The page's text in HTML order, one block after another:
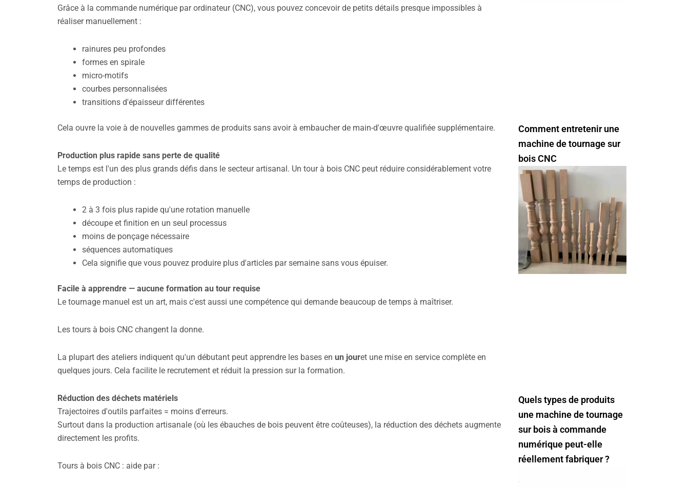
Grâce à la commande numérique par ordinateur (CNC), vous pouvez concevoir de petits détails presque impossibles à
réaliser manuellement :
rainures peu profondes
formes en spirale
micro-motifs
courbes personnalisées
transitions d'épaisseur différentes
Cela ouvre la voie à de nouvelles gammes de produits sans avoir à embaucher de main-d'œuvre qualifiée supplémentaire.
Production plus rapide sans perte de qualité
Le temps est l'un des plus grands défis dans le secteur artisanal. Un tour à bois CNC peut réduire considérablement votre
temps de production :
2 à 3 fois plus rapide qu'une rotation manuelle
découpe et finition en un seul processus
moins de ponçage nécessaire
séquences automatiques
Cela signifie que vous pouvez produire plus d'articles par semaine sans vous épuiser.
Facile à apprendre — aucune formation au tour requise
Le tournage manuel est un art, mais c'est aussi une compétence qui demande beaucoup de temps à maîtriser.
Les tours à bois CNC changent la donne.
La plupart des ateliers indiquent qu'un débutant peut apprendre les bases en un jouret une mise en service complète en
quelques jours. Cela facilite le recrutement et réduit la pression sur la formation.
Réduction des déchets matériels
Trajectoires d'outils parfaites = moins d'erreurs.
Surtout dans la production artisanale (où les ébauches de bois peuvent être coûteuses), la réduction des déchets augmente
directement les profits.
Tours à bois CNC : aide par :
Comment entretenir une
machine de tournage sur
bois CNC
Quels types de produits
une machine de tournage
sur bois à commande
numérique peut-elle
réellement fabriquer ?